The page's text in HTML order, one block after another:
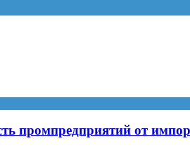
промпредприятий от